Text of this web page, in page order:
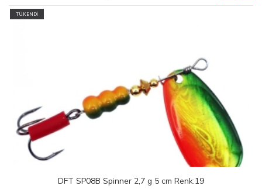
TÜKENDİ
DFT SP08B Spinner 2,7 g 5 cm Renk:19